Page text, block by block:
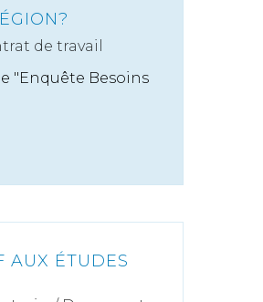
de travail
"Enquête Besoins
AUX ÉTUDES